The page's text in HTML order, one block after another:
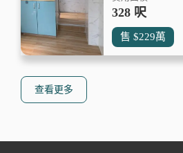
查看更多
328 呎
售 $229萬